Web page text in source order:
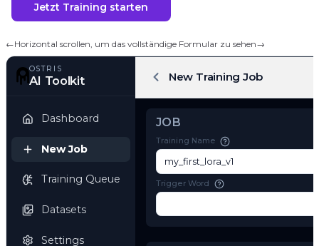
Jetzt Training starten
←Horizontal scrollen, um das vollständige Formular zu sehen→
OSTRIS
Dashboard
New Job
Training Queue
JOB